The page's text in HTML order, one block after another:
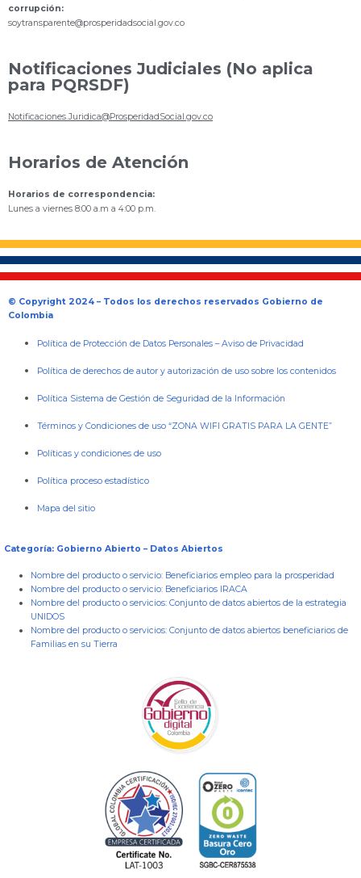
corrupción:
soytransparente@prosperidadsocial.gov.co
Notificaciones Judiciales (No aplica
para PQRSDF)
Notificaciones.Juridica@ProsperidadSocial.gov.co
Horarios de Atención
Horarios de correspondencia:
Lunes a viernes 8:00 a.m a 4:00 p.m.
© Copyright 2024 – Todos los derechos reservados Gobierno de
Colombia
Política de Protección de Datos Personales –Aviso de Privacidad
Política de derechos de autor y autorización de uso sobre los contenidos
Política Sistema de Gestión de Seguridad de la Información
Términos y Condiciones de uso “ZONA WIFI GRATIS PARA LA GENTE”
Políticas y condiciones de uso
Política proceso estadístico
Mapa del sitio
Categoría: Gobierno Abierto – Datos Abiertos
Nombre del producto o servicio: Beneficiarios empleo para la prosperidad
Nombre del producto o servicio: Beneficiarios IRACA
Nombre del producto o servicios: Conjunto de datos abiertos de la estrategia
UNIDOS
Nombre del producto o servicios: Conjunto de datos abiertos beneficiarios de
Familias en su Tierra